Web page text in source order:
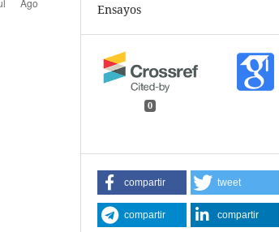
Ensayos
0
compartir tweet
compartir compartir